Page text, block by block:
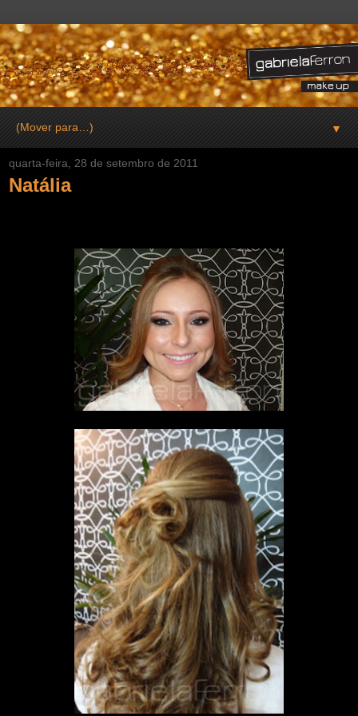
▼
quarta-feira, 28 de setembro de 2011
Natália